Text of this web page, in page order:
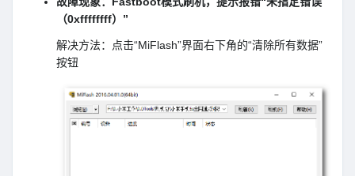
（0xffffffff）”
解决方法：点击“MiFlash”界面右下角的“清除所有数据”
按钮